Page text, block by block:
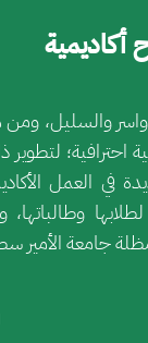
أكاديمية
والسليل، ومن
لتطوير
في العمل
وطالباتها،
جامعة الأمير